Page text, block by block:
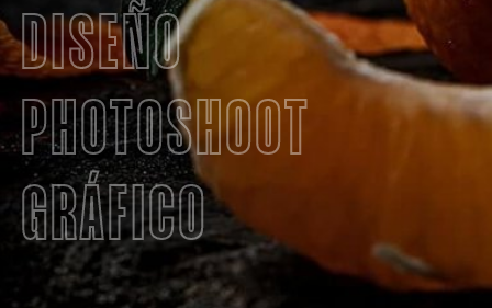
DISEÑO
PHOTOSHOOT
GRÁFICO